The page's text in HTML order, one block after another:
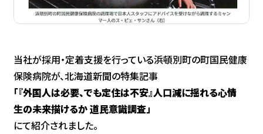
当社が採用・定着支援を行っている浜頓別町の町国民健康
保険病院が、北海道新聞の特集記事
「『外国人は必要、でも定住は不安』人口減に揺れる心情
生の未来描けるか 道民意識調査」
にて紹介されました。